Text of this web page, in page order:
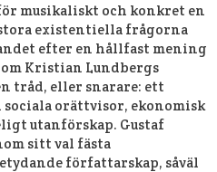
musikaliskt och konkret en
existentiella frågorna
efter en hållfast mening
Kristian Lundbergs
tråd, eller snarare: ett
orättvisor, ekonomisk
utanförskap. Gustaf
sitt val fästa
författarskap, såväl